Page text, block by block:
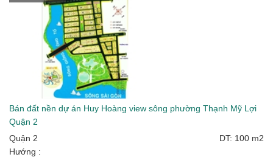
Bán đất nền dự án Huy Hoàng view sông phường Thạnh Mỹ Lợi
Quận 2
Quận 2
DT: 100 m2
Hướng :